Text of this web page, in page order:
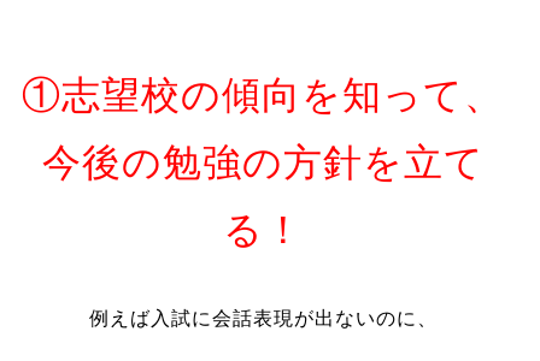
①志望校の傾向を知って、
今後の勉強の方針を立て
る！
例えば入試に会話表現が出ないのに、